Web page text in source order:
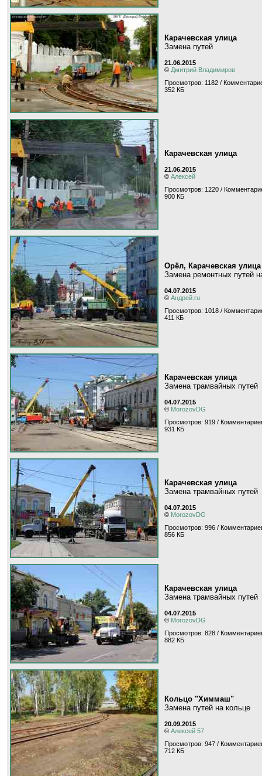
Карачевская улица
Замена путей
21.06.2015
© Дмитрий Владимиров
Просмотров: 1182 /
352 КБ
Карачевская улица
21.06.2015
© Алексей
Просмотров: 1220 /
900 КБ
Орёл, Карачевская улица
Замена ремонтных путей
04.07.2015
© Андрей.ru
Просмотров: 1018 /
411 КБ
Карачевская улица
Замена трамвайных путей
04.07.2015
© MorozovDG
Просмотров: 919 /
931 КБ
Карачевская улица
Замена трамвайных путей
04.07.2015
© MorozovDG
Просмотров: 996 /
856 КБ
Карачевская улица
Замена трамвайных путей
04.07.2015
© MorozovDG
Просмотров: 828 /
882 КБ
Кольцо "Химмаш"
Замена путей на кольце
20.09.2015
© Алексей 57
Просмотров: 947 /
712 КБ